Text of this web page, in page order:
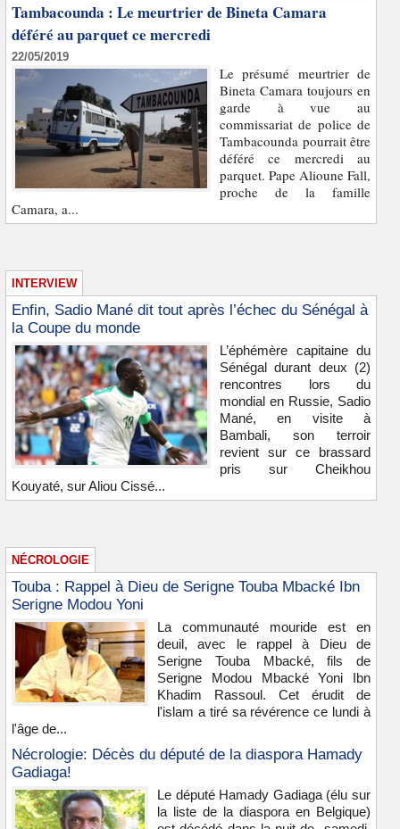
Tambacounda : Le meurtrier de Bineta Camara
déféré au parquet ce mercredi
22/05/2019
Le présumé meurtrier de
Bineta Camara toujours en
garde à vue au
commissariat de police de
Tambacounda pourrait être
déféré ce mercredi au
parquet. Pape Alioune Fall,
proche de la famille
Camara, a...
INTERVIEW
Enfin, Sadio Mané dit tout après l’échec du Sénégal à
la Coupe du monde
L’éphémère capitaine du
Sénégal durant deux (2)
rencontres lors du
mondial en Russie, Sadio
Mané, en visite à
Bambali, son terroir
revient sur ce brassard
pris sur Cheikhou
Kouyaté, sur Aliou Cissé...
NÉCROLOGIE
Touba : Rappel à Dieu de Serigne Touba Mbacké Ibn
Serigne Modou Yoni
La communauté mouride est en
deuil, avec le rappel à Dieu de
Serigne Touba Mbacké, fils de
Serigne Modou Mbacké Yoni Ibn
Khadim Rassoul. Cet érudit de
l'islam a tiré sa révérence ce lundi à
l'âge de...
Nécrologie: Décès du député de la diaspora Hamady
Gadiaga!
Le député Hamady Gadiaga (élu sur
la liste de la diaspora en Belgique)